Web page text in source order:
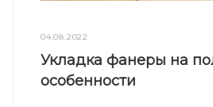
04.08.2022
Укладка фанеры на
особенности